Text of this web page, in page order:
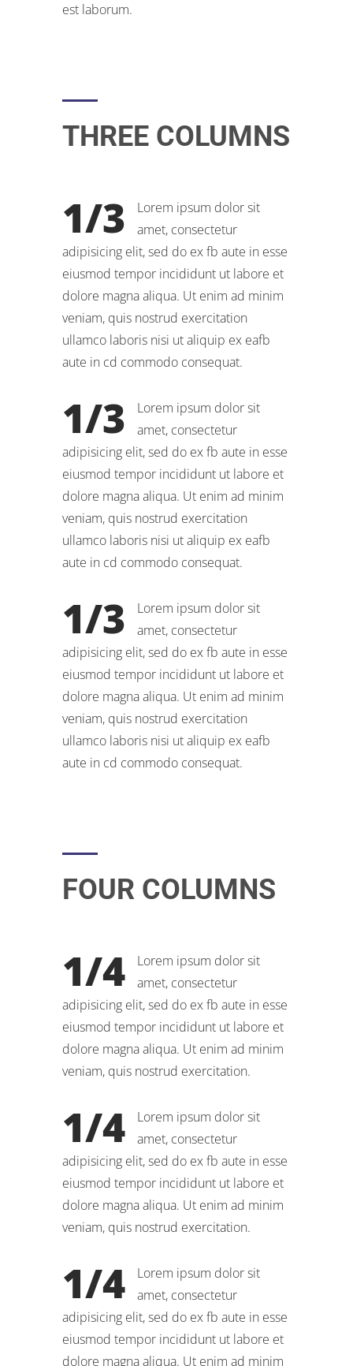
est laborum.
THREE COLUMNS
1/3
Lorem ipsum dolor sit
amet, consectetur
adipisicing elit, sed do ex fb aute in esse
eiusmod tempor incididunt ut labore et
dolore magna aliqua. Ut enim ad minim
veniam, quis nostrud exercitation
ullamco laboris nisi ut aliquip ex eafb
aute in cd commodo consequat.
1/3
Lorem ipsum dolor sit
amet, consectetur
adipisicing elit, sed do ex fb aute in esse
eiusmod tempor incididunt ut labore et
dolore magna aliqua. Ut enim ad minim
veniam, quis nostrud exercitation
ullamco laboris nisi ut aliquip ex eafb
aute in cd commodo consequat.
1/3
Lorem ipsum dolor sit
amet, consectetur
adipisicing elit, sed do ex fb aute in esse
eiusmod tempor incididunt ut labore et
dolore magna aliqua. Ut enim ad minim
veniam, quis nostrud exercitation
ullamco laboris nisi ut aliquip ex eafb
aute in cd commodo consequat.
FOUR COLUMNS
1/4
Lorem ipsum dolor sit
amet, consectetur
adipisicing elit, sed do ex fb aute in esse
eiusmod tempor incididunt ut labore et
dolore magna aliqua. Ut enim ad minim
veniam, quis nostrud exercitation.
1/4
Lorem ipsum dolor sit
amet, consectetur
adipisicing elit, sed do ex fb aute in esse
eiusmod tempor incididunt ut labore et
dolore magna aliqua. Ut enim ad minim
veniam, quis nostrud exercitation.
1/4
Lorem ipsum dolor sit
amet, consectetur
adipisicing elit, sed do ex fb aute in esse
eiusmod tempor incididunt ut labore et
dolore magna aliqua. Ut enim ad minim